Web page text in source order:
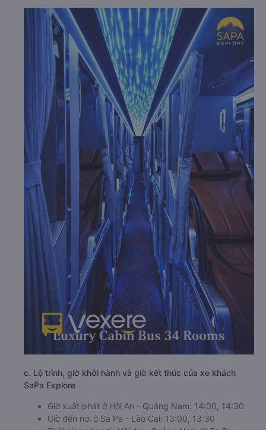
c. Lộ trình, giờ khởi hành và giờ kết thúc của xe khách
SaPa Explore
Giờ xuất phát ở Hội An - Quảng Nam: 14:00, 14:30
Giờ đến nơi ở Sa Pa - Lào Cai: 13:00, 13:30